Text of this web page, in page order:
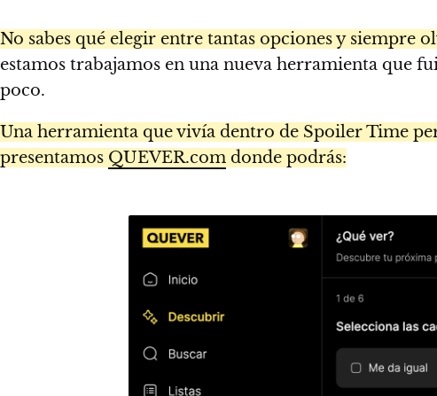
No sabes qué elegir entre tantas opciones y siempre
estamos trabajamos en una nueva herramienta que
poco.
Una herramienta que vivía dentro de Spoiler Time
presentamos QUEVER.com donde podrás: